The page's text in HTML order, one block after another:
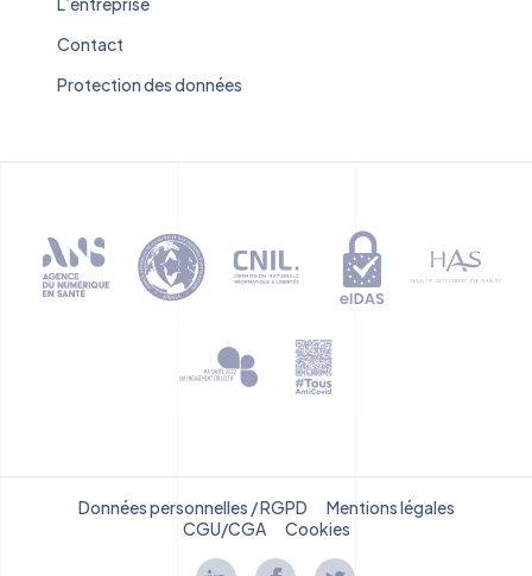
Contact
Protection des données
Données personnelles / RGPD
Mentions légales
CGU/CGA
Cookies